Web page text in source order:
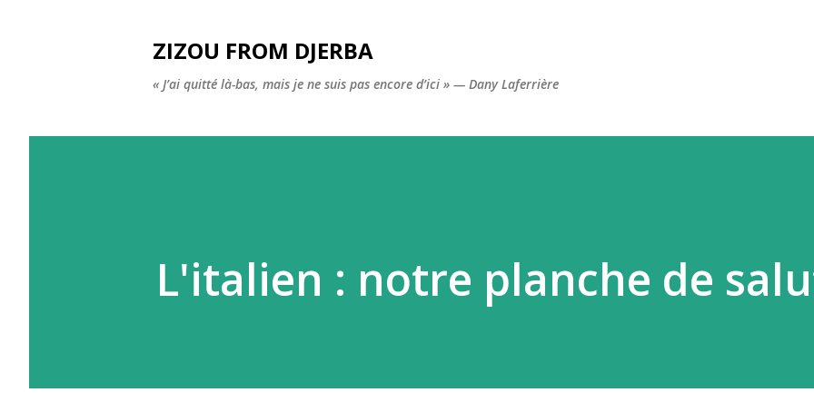
ZIZOU FROM DJERBA
« J’ai quitté là-bas, mais je ne suis pas encore d’ici » — Dany Laferrière
L'italien : notre planche de